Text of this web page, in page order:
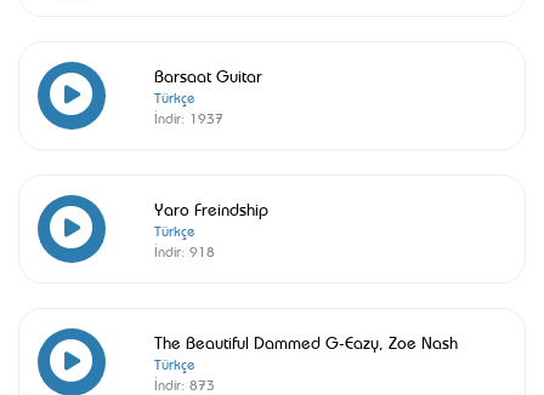
Barsaat Guitar
Türkçe
İndir: 1937
Yaro Freindship
Türkçe
İndir: 918
The Beautiful Dammed G-Eazy, Zoe Nash
Türkçe
İndir: 873